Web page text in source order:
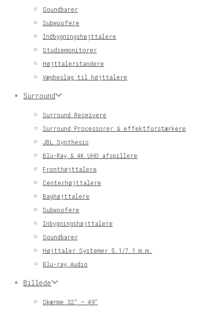
Soundbarer
Subwoofere
Indbygningshøjttalere
Studiemonitorer
Højttalerstandere
Vægbeslag til højttalere
Surround
Surround Receivere
Surround Processorer & effektforstærkere
JBL Synthesis
Blu-Ray & 4K UHD afspillere
Fronthøjttalere
Centerhøjttalere
Baghøjttalere
Subwoofere
Inbygningshøjttalere
Soundbarer
Højttaler Systemer 5.1/7.1 m.m.
Blu-ray Audio
Billede
Skærme 32″ – 49″